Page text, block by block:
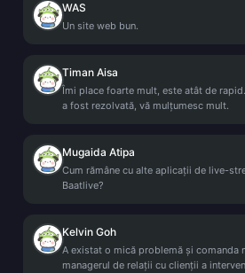
WAS
Un site web bun.
Timan Aisa
Îmi place foarte mult, este atât de
a fost rezolvată, vă mulțumesc mult.
Mugaida Atipa
Cum rămâne cu alte aplicații de live-
Baatlive?
Kelvin Goh
A existat o mică problemă și comanda
managerul de relații cu clienții a